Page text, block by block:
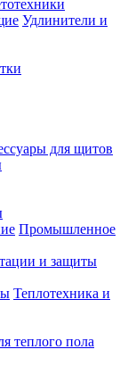
Удлинители и
для щитов
Промышленное
и защиты
Теплотехника и
теплого пола